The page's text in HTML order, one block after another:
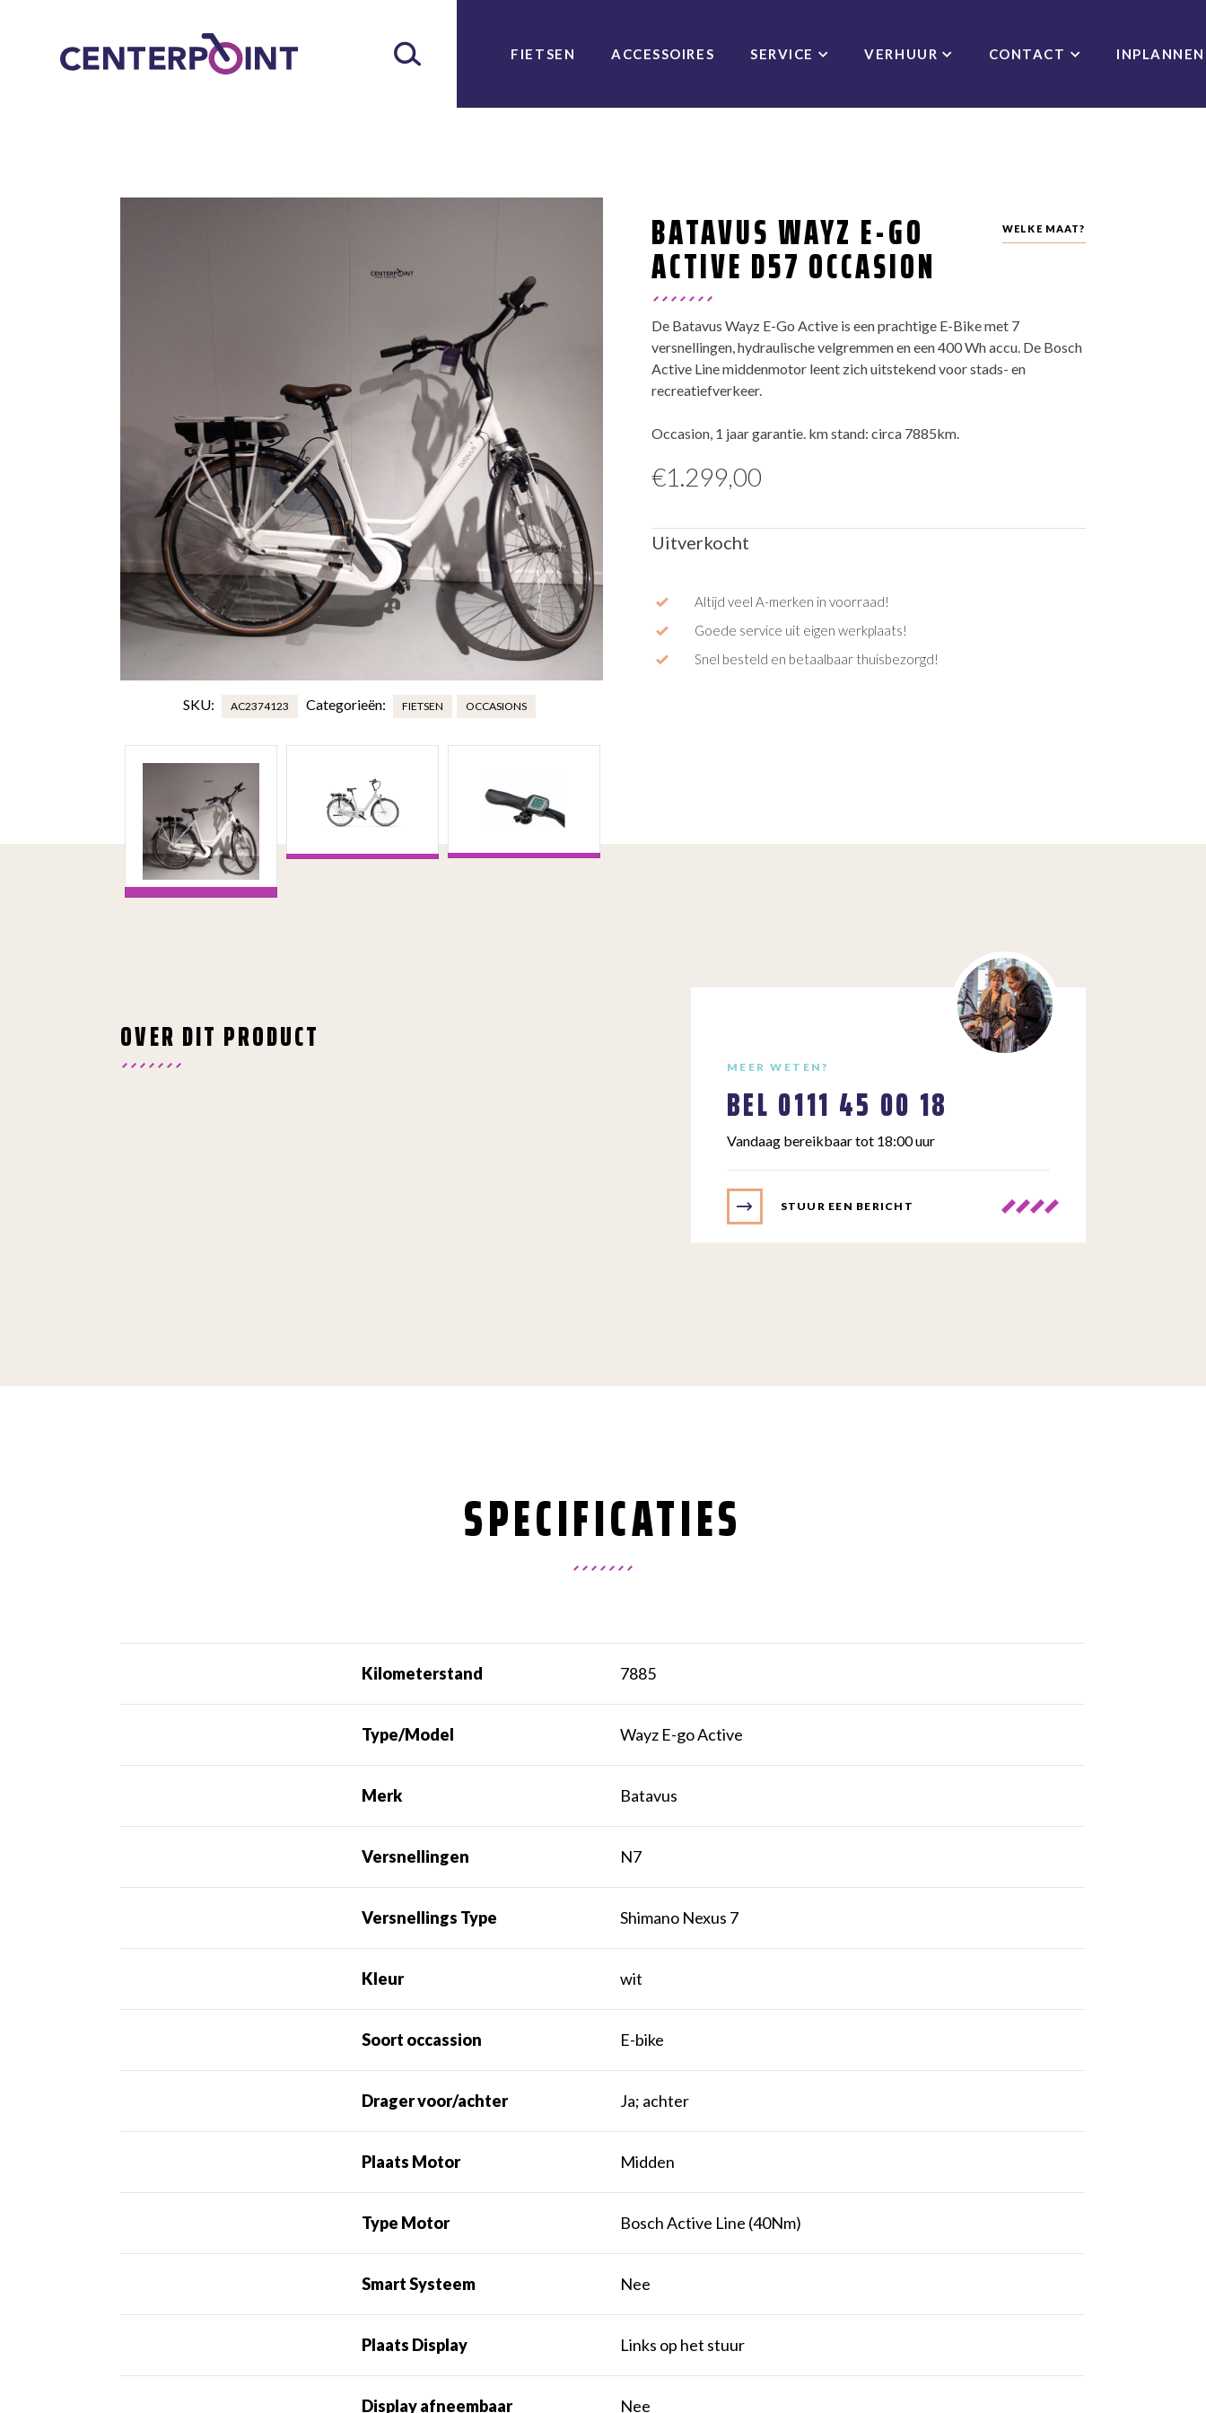
FIETSEN ACCESSOIRES SERVICE VERHUUR CONTACT INPLANNEN
SKU: AC2374123 Categorieën: FIETSEN OCCASIONS
WELKE MAAT?
BATAVUS WAYZ E-GO
ACTIVE D57 OCCASION
De Batavus Wayz E-Go Active is een prachtige E-Bike met 7
versnellingen, hydraulische velgremmen en een 400 Wh accu. De Bosch
Active Line middenmotor leent zich uitstekend voor stads- en
recreatiefverkeer.
Occasion, 1 jaar garantie. km stand: circa 7885km.
€1.299,00
Uitverkocht
Altijd veel A-merken in voorraad!
Goede service uit eigen werkplaats!
Snel besteld en betaalbaar thuisbezorgd!
OVER DIT PRODUCT
MEER WETEN?
BEL 0111 45 00 18
Vandaag bereikbaar tot 18:00 uur
STUUR EEN BERICHT
SPECIFICATIES
Kilometerstand 7885
Type/Model Wayz E-go Active
Merk Batavus
Versnellingen N7
Versnellings Type Shimano Nexus 7
Kleur wit
Soort occassion E-bike
Drager voor/achter Ja; achter
Plaats Motor Midden
Type Motor Bosch Active Line (40Nm)
Smart Systeem Nee
Plaats Display Links op het stuur
Display afneembaar Nee